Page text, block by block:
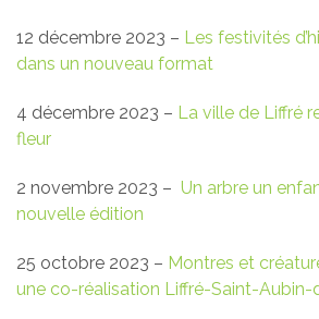
12 décembre 2023 – Les festivités
dans un nouveau format
4 décembre 2023 – La ville de Liffré
fleur
2 novembre 2023 – Un arbre un
nouvelle édition
25 octobre 2023 – Montres et
une co-réalisation Liffré-Saint-Aubin-